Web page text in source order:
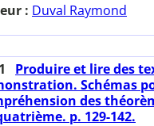
: Duval Raymond
Produire et lire des
Schémas
des
p. 129-142.